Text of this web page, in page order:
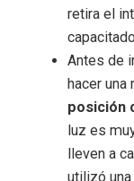
retira el
Antes de
hacer una
posición
luz es
lleven a
utilizó